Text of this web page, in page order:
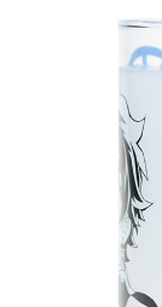
黑貓宅配-貨到付款